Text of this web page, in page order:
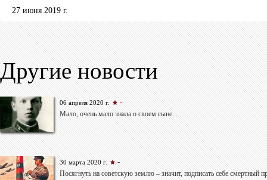
27 июня 2019 г.
Другие новости
06 апреля 2020 г. -
Мало, очень мало знала о своем сыне...
30 марта 2020 г. -
Посягнуть на советскую землю – значит, подписать себе смертный